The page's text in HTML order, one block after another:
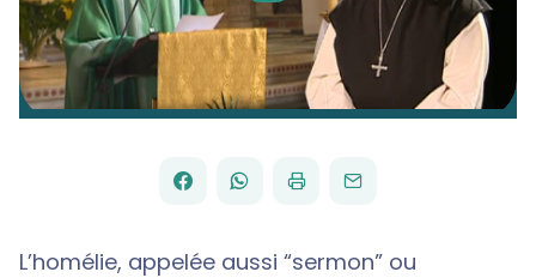
PARTAGER
FACEBOOK
PARTAGER
WHATSAPP
IMPRIMERENVOYER
PAR
EMAIL
L’homélie, appelée aussi “sermon” ou